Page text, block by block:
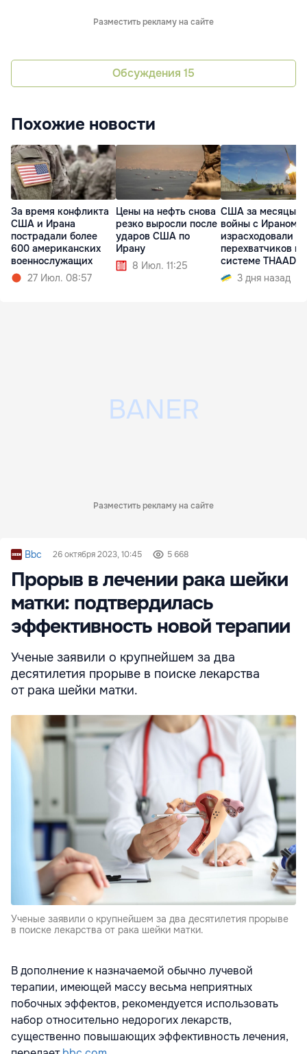
Разместить рекламу на сайте
Обсуждения 15
Похожие новости
За время конфликта
США и Ирана
пострадали более
600 американских
военнослужащих
27 Июл. 08:57
Цены на нефть снова
резко выросли после
ударов США по
Ирану
8 Июл. 11:25
США за месяцы
войны с Ираном
израсходовали
перехватчиков к
системе THAAD
3 дня назад
Разместить рекламу на сайте
Bbc 26 октября 2023, 10:45 5 668
Прорыв в лечении рака шейки
матки: подтвердилась
эффективность новой терапии
Ученые заявили о крупнейшем за два
десятилетия прорыве в поиске лекарства
от рака шейки матки.
Ученые заявили о крупнейшем за два десятилетия прорыве
в поиске лекарства от рака шейки матки.
В дополнение к назначаемой обычно лучевой
терапии, имеющей массу весьма неприятных
побочных эффектов, рекомендуется использовать
набор относительно недорогих лекарств,
существенно повышающих эффективность лечения,